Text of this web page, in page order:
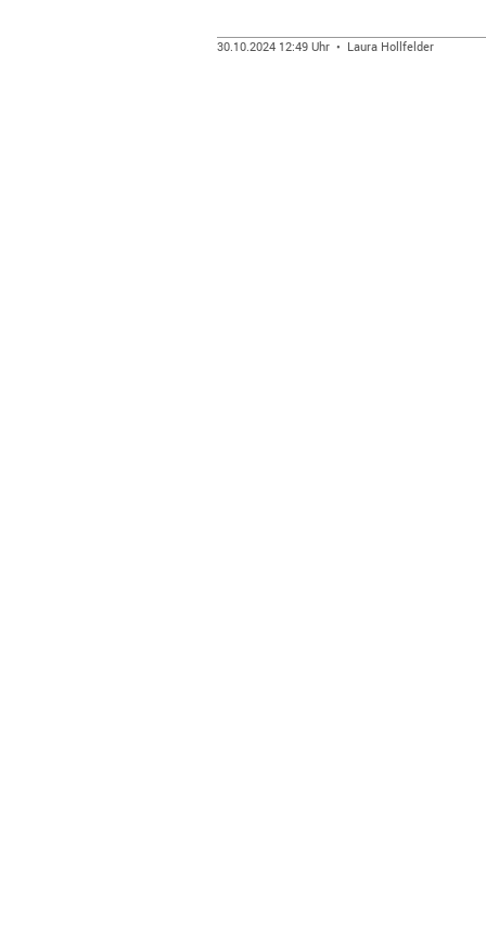
30.10.2024 12:49 Uhr • Laura Hollfelder